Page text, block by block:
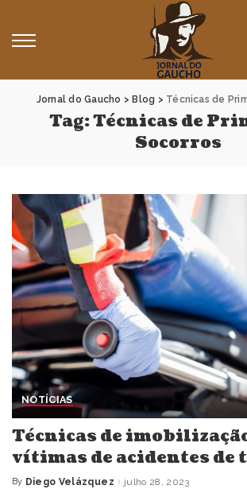
Jornal do Gaucho > Blog > Técnicas de
Tag:Técnicas de
Socorros
NOTÍCIAS
Técnicas de
vítimas de acidentes
Posted
By Diego Velázquez julho 28, 2023